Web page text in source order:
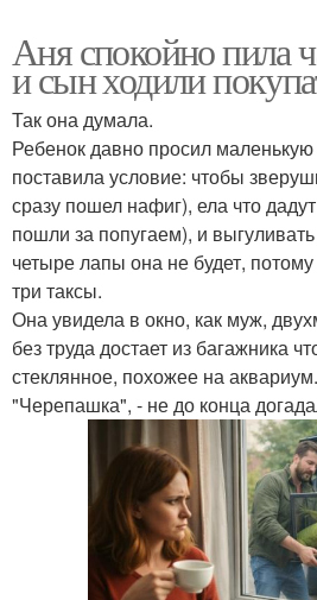
Аня спокойно пила
и сын ходили
Так она думала.
Ребенок давно просил
поставила условие: чтобы
сразу пошел нафиг), ела что
пошли за попугаем), и
четыре лапы она не будет,
три таксы.
Она увидела в окно, как муж,
без труда достает из багажника
стеклянное, похожее на аквариум.
"Черепашка", - не до конца